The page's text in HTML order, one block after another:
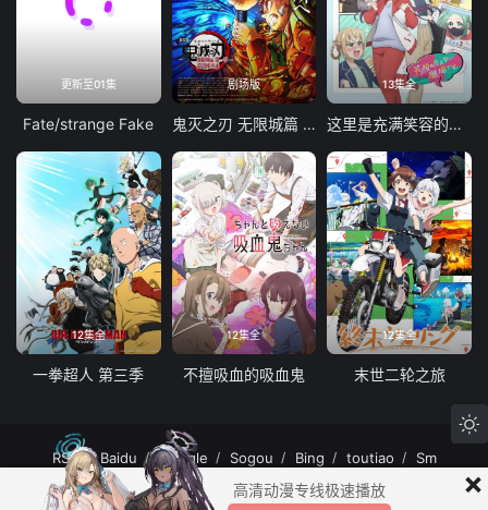
更新至01集
Fate/strange Fake
剧场版
鬼灭之刃 无限城篇 第一章 猗窝座再袭
13集全
这里是充满笑容的职场。
12集全
一拳超人 第三季
12集全
不擅吸血的吸血鬼
12集全
末世二轮之旅
RSS Baidu Google Sogou Bing toutiao Sm
MuteFun动漫网站-无声乐趣-(゜-゜)つロ 干杯~MuteFun动漫网站所有内容均来
自互联网分享站点所提供的公开引用资源，未提供资源上传、存储服务。
×
高清动漫专线极速播放